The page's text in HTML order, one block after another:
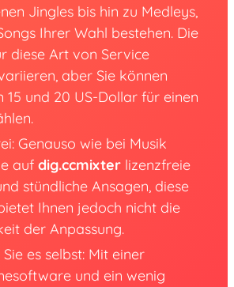
Jingles bis hin zu Medleys,
Ihrer Wahl bestehen. Die
diese Art von Service
aber Sie können
15 und 20 US-Dollar für einen
Genauso wie bei Musik
auf dig.ccmixterlizenzfreie
stündliche Ansagen, diese
Ihnen jedoch nicht die
der Anpassung.
es selbst: Mit einer
und ein wenig